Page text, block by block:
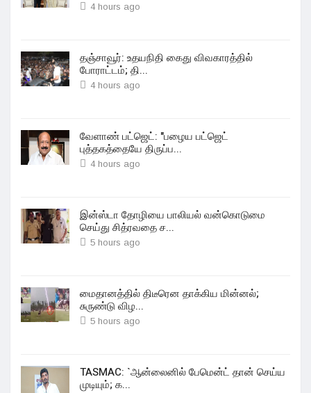
4 hours ago
தஞ்சாவூர்: உதயநிதி கைது விவகாரத்தில்
போராட்டம்; தி...
4 hours ago
வேளாண் பட்ஜெட்: "பழைய பட்ஜெட்
புத்தகத்தையே திருப்ப...
4 hours ago
இன்ஸ்டா தோழியை பாலியல் வன்கொடுமை
செய்து சித்ரவதை ச...
5 hours ago
மைதானத்தில் திடீரென தாக்கிய மின்னல்;
சுருண்டு விழ...
5 hours ago
TASMAC: `ஆன்லைனில் பேமென்ட் தான் செய்ய
முடியும்; க...